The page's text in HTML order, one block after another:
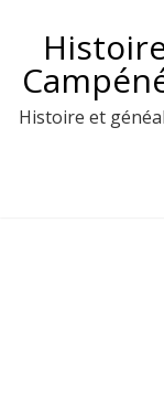
contenu
Histoire et